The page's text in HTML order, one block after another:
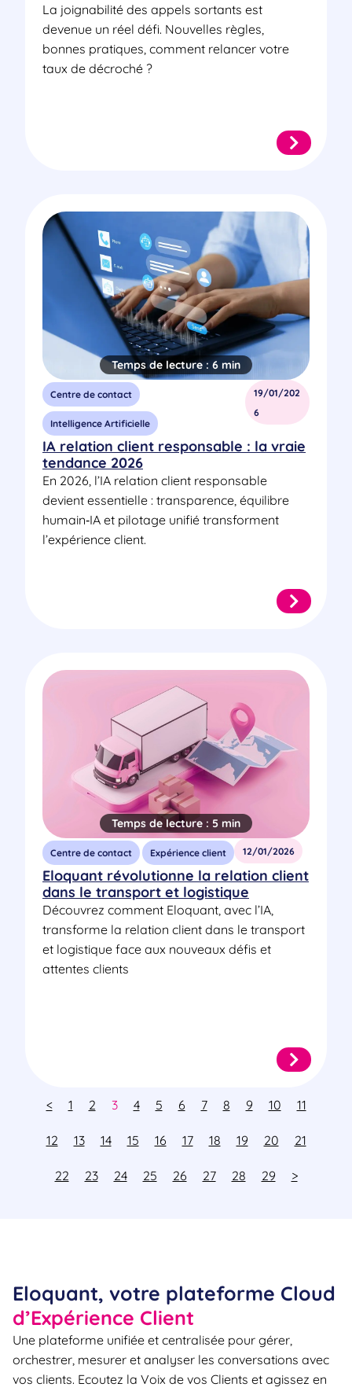
La joignabilité des appels sortants est
devenue un réel défi. Nouvelles règles,
bonnes pratiques, comment relancer votre
taux de décroché ?
Temps de lecture : 6 min
Centre de contact
Intelligence Artificielle
19/01/202
6
IA relation client responsable : la vraie
tendance 2026
En 2026, l’IA relation client responsable
devient essentielle : transparence, équilibre
humain‑IA et pilotage unifié transforment
l’expérience client.
Temps de lecture : 5 min
Centre de contact Expérience client 12/01/2026
Eloquant révolutionne la relation client
dans le transport et logistique
Découvrez comment Eloquant, avec l’IA,
transforme la relation client dans le transport
et logistique face aux nouveaux défis et
attentes clients
< 1 2 3 4 5 6 7 8 9 10 11
12 13 14 15 16 17 18 19 20 21
22 23 24 25 26 27 28 29 >
Eloquant, votre plateforme Cloud
d’Expérience Client
Une plateforme unifiée et centralisée pour gérer,
orchestrer, mesurer et analyser les conversations avec
vos clients. Ecoutez la Voix de vos Clients et agissez en